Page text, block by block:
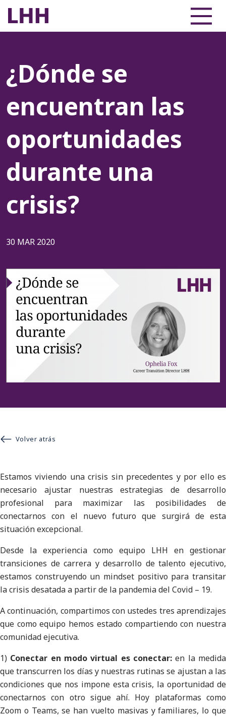
¿Dónde se
encuentran las
oportunidades
durante una
crisis?
30 MAR 2020
Volver atrás
Estamos viviendo una crisis sin precedentes y por ello es
necesario ajustar nuestras estrategias de desarrollo
profesional para maximizar las posibilidades de
conectarnos con el nuevo futuro que surgirá de esta
situación excepcional.
Desde la experiencia como equipo LHH en gestionar
transiciones de carrera y desarrollo de talento ejecutivo,
estamos construyendo un mindset positivo para transitar
la crisis desatada a partir de la pandemia del Covid – 19.
A continuación, compartimos con ustedes tres aprendizajes
que como equipo hemos estado compartiendo con nuestra
comunidad ejecutiva.
1) Conectar en modo virtual es conectar: en la medida
que transcurren los días y nuestras rutinas se ajustan a las
condiciones que nos impone esta crisis, la oportunidad de
conectarnos con otro sigue ahí. Hoy plataformas como
Zoom o Teams, se han vuelto masivas y familiares, lo que